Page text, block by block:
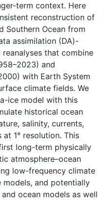
term context. Here
reconstruction of
Southern Ocean from
assimilation (DA)-
that combine
and
with Earth System
climate fields. We
ice model with this
historical ocean
salinity, currents,
1° resolution. This
long-term physically
atmosphere–ocean
low-frequency climate
and potentially
ocean models as well